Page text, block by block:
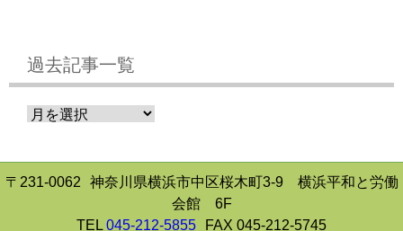
過去記事一覧
〒231-0062
神奈川県横浜市中区桜木町3-9 横浜平和と労働
会館 6F
TEL 045-212-5855 FAX 045-212-5745